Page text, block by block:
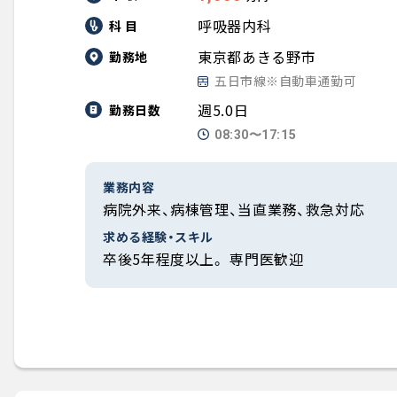
科 目
呼吸器内科
勤務地 東京都あきる野市
五日市線※自動車通勤可
勤務日数
週5.0日
08:30〜17:15
業務内容
病院外来、病棟管理、当直業務、救急対応
求める経験・スキル
卒後5年程度以上。 専門医歓迎